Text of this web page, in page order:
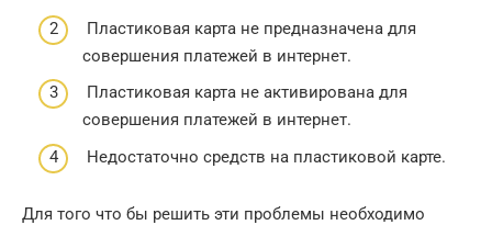
Пластиковая карта не предназначена для
совершения платежей в интернет.
Пластиковая карта не активирована для
совершения платежей в интернет.
Недостаточно средств на пластиковой карте.
Для того что бы решить эти проблемы необходимо